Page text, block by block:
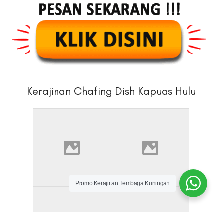
Kerajinan Chafing Dish Kapuas Hulu
Promo Kerajinan Tembaga Kuningan